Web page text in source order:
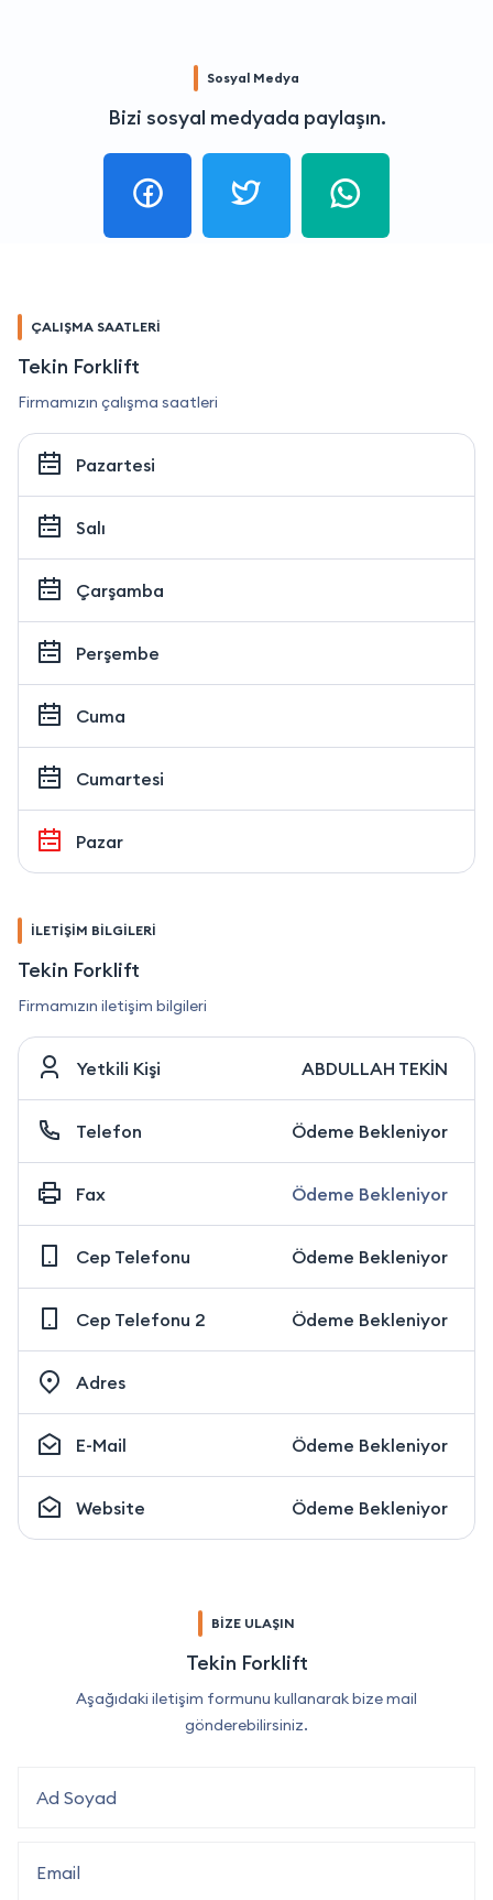
Sosyal Medya
Bizi sosyal medyada paylaşın.
ÇALIŞMA SAATLERİ
Tekin Forklift
Firmamızın çalışma saatleri
Pazartesi
Salı
Çarşamba
Perşembe
Cuma
Cumartesi
Pazar
İLETİŞİM BİLGİLERİ
Tekin Forklift
Firmamızın iletişim bilgileri
Yetkili Kişi ABDULLAH TEKİN
Telefon Ödeme Bekleniyor
Fax Ödeme Bekleniyor
Cep Telefonu Ödeme Bekleniyor
Cep Telefonu 2 Ödeme Bekleniyor
Adres
E-Mail Ödeme Bekleniyor
Website Ödeme Bekleniyor
BİZE ULAŞIN
Tekin Forklift
Aşağıdaki iletişim formunu kullanarak bize mail
gönderebilirsiniz.